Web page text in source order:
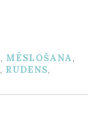
, MĒSLOŠANA,
, RUDENS,